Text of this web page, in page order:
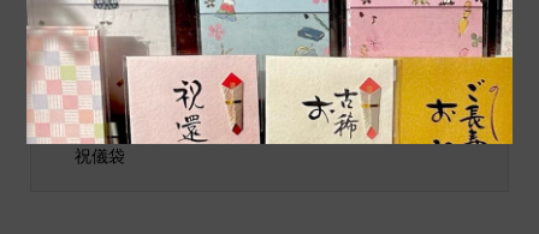
ポチ袋
和小物
祝儀袋